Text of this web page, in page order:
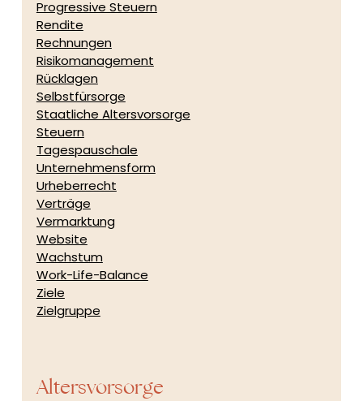
Progressive Steuern
Rendite
Rechnungen
Risikomanagement
Rücklagen
Selbstfürsorge
Staatliche Altersvorsorge
Steuern
Tagespauschale
Unternehmensform
Urheberrecht
Verträge
Vermarktung
Website
Wachstum
Work-Life-Balance
Ziele
Zielgruppe
Altersvorsorge